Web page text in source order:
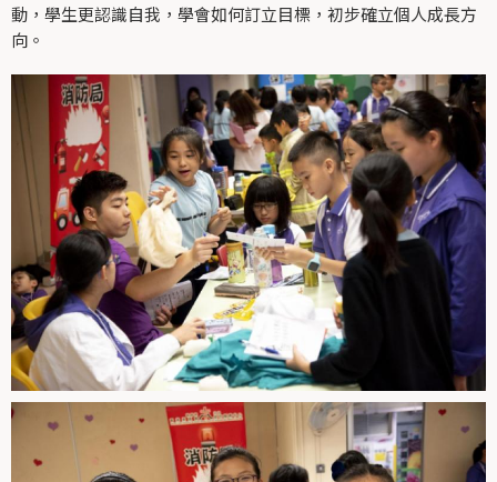
動，學生更認識自我，學會如何訂立目標，初步確立個人成長方
向。